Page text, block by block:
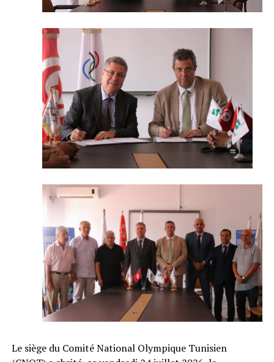
Le siège du Comité National Olympique Tunisien